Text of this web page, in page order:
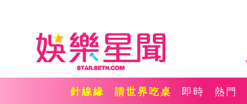
針線緣 請世界吃桌 即時 熱門